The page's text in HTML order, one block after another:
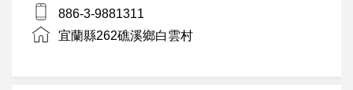
886-3-9881311
宜蘭縣262礁溪鄉白雲村